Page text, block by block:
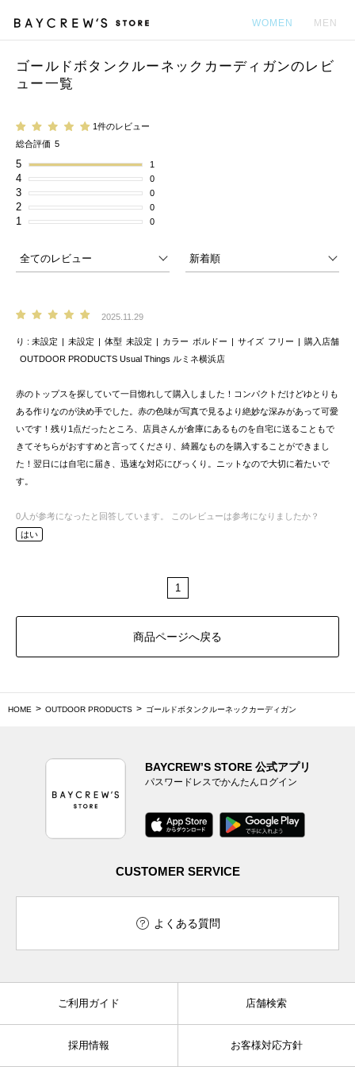
WOMEN MEN
ゴールドボタンクルーネックカーディガンのレビ
ュー一覧
1件のレビュー
総合評価 5
5 1
4 0
3 0
2 0
1 0
2025.11.29
り 未設定 未設定 体型 未設定 カラー ボルドー サイズ フリー
購入店舗
OUTDOOR PRODUCTS Usual Things ルミネ横浜店
赤のトップスを探していて一目惚れして購入しました！コンパクトだけどゆとりも
ある作りなのが決め手でした。赤の色味が写真で見るより絶妙な深みがあって可愛
いです！残り1点だったところ、店員さんが倉庫にあるものを自宅に送ることもで
きてそちらがおすすめと言ってくださり、綺麗なものを購入することができまし
た！翌日には自宅に届き、迅速な対応にびっくり。ニットなので大切に着たいで
す。
0 人が参考になったと回答しています。
このレビューは参考になりましたか？
はい
1
商品ページへ戻る
HOME OUTDOOR PRODUCTS ゴールドボタンクルーネックカーディガン
BAYCREW’S STORE 公式アプリ
パスワードレスでかんたんログイン
CUSTOMER SERVICE
よくある質問
ご利用ガイド 店舗検索
採用情報 お客様対応方針